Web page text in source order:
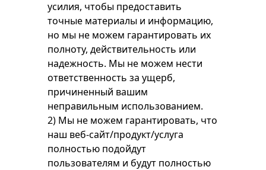
усилия, чтобы предоставить
точные материалы и информацию,
но мы не можем гарантировать их
полноту, действительность или
надежность. Мы не можем нести
ответственность за ущерб,
причиненный вашим
неправильным использованием.
2) Мы не можем гарантировать, что
наш веб-сайт/продукт/услуга
полностью подойдут
пользователям и будут полностью